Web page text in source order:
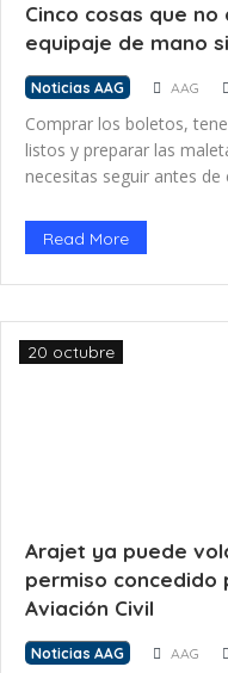
Cinco cosas que
equipaje de mano
Noticias AAG AAG
Comprar los boletos,
listos y preparar las
necesitas seguir antes
la falta de información
Read More
Arajet ya puede
permiso concedido
Aviación Civil
20 octubre
Noticias AAG AAG